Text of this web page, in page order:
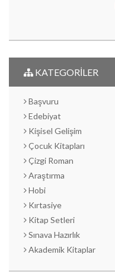
KATEGORİLER
Başvuru
Edebiyat
Kişisel Gelişim
Çocuk Kitapları
Çizgi Roman
Araştırma
Hobi
Kırtasiye
Kitap Setleri
Sınava Hazırlık
Akademik Kitaplar